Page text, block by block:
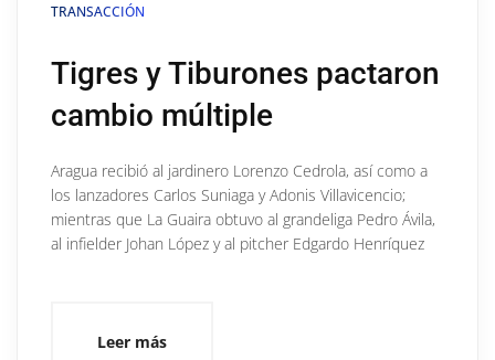
TRANSACCIÓN
Tigres y Tiburones pactaron
cambio múltiple
Aragua recibió al jardinero Lorenzo Cedrola, así como a
los lanzadores Carlos Suniaga y Adonis Villavicencio;
mientras que La Guaira obtuvo al grandeliga Pedro Ávila,
al infielder Johan López y al pitcher Edgardo Henríquez
Leer más